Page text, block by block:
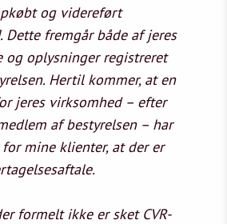
og videreført
Dette fremgår både af jeres
og oplysninger registreret
Hertil kommer, at en
jeres virksomhed – efter
af bestyrelsen – har
mine klienter, at der er
formelt ikke er sket CVR-